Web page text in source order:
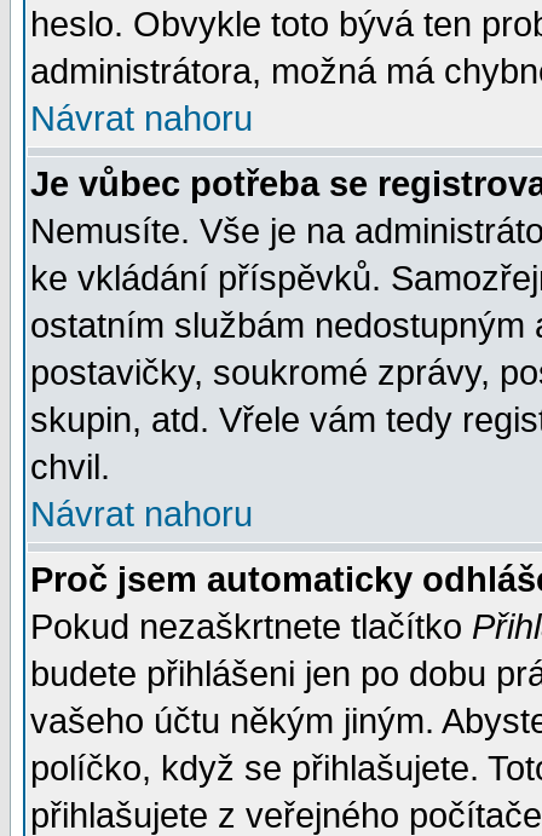
heslo. Obvykle toto bývá ten
administrátora, možná má
Návrat nahoru
Je vůbec potřeba se
Nemusíte. Vše je na
ke vkládání příspěvků.
ostatním službám
postavičky, soukromé zprávy,
skupin, atd. Vřele vám tedy
chvil.
Návrat nahoru
Proč jsem automaticky
Pokud nezaškrtnete tlačítko
budete přihlášeni jen po dobu
vašeho účtu někým jiným.
políčko, když se přihlašujete.
přihlašujete z veřejného